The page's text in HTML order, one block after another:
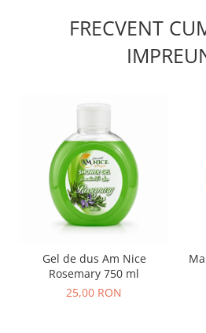
FRECVENT
Gel de dus Am Nice
Rosemary 750 ml
25,00 RON